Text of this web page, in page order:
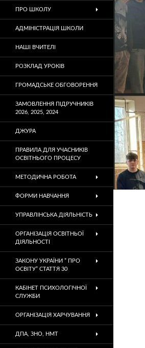
ПРО ШКОЛУ
АДМІНІСТРАЦІЯ ШКОЛИ
НАШІ ВЧИТЕЛІ
РОЗКЛАД УРОКІВ
ГРОМАДСЬКЕ ОБГОВОРЕННЯ
ЗАМОВЛЕННЯ ПІДРУЧНИКІВ
2026, 2025, 2024
ДЖУРА
ПРАВИЛА ДЛЯ УЧАСНИКІВ
ОСВІТНЬОГО ПРОЦЕСУ
МЕТОДИЧНА РОБОТА
ФОРМИ НАВЧАННЯ
УПРАВЛІНСЬКА ДІЯЛЬНІСТЬ
ОРГАНІЗАЦІЯ ОСВІТНЬОЇ
ДІЯЛЬНОСТІ
ЗАКОНУ УКРАЇНИ ” ПРО
ОСВІТУ” СТАТТЯ 30
КАБІНЕТ ПСИХОЛОГІЧНОЇ
СЛУЖБИ
ОРГАНІЗАЦІЯ ХАРЧУВАННЯ
ДПА, ЗНО, НМТ